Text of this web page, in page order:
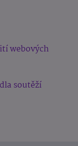
webových
soutěží